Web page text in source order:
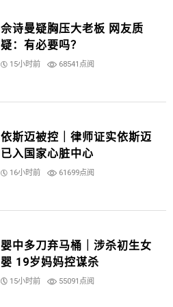
佘诗曼疑胸压大老板 网友质
疑：有必要吗？
15小时前 68541点阅
依斯迈被控｜律师证实依斯迈
已入国家心脏中心
16小时前 61699点阅
婴中多刀弃马桶｜涉杀初生女
婴 19岁妈妈控谋杀
15小时前 55091点阅